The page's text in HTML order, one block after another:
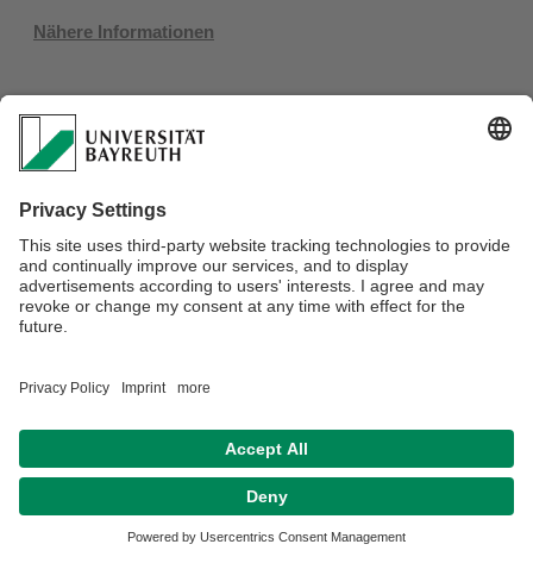
Nähere Informationen
Kontakt
Barrierefreiheitserklärung